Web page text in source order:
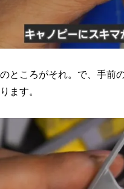
ところがそれ。で、手前
ます。